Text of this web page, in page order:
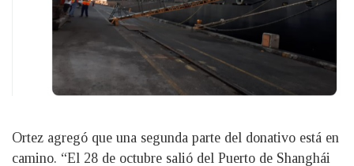
Ortez agregó que una segunda parte del donativo está en
camino. “El 28 de octubre salió del Puerto de Shanghái